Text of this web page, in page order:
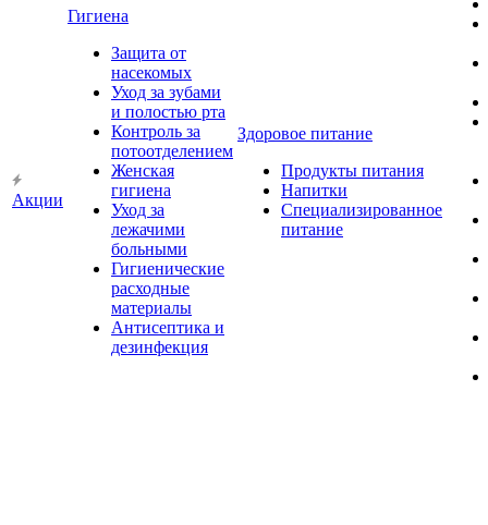
Акции
Гигиена
Защита от
насекомых
Уход за зубами
и полостью рта
Контроль за
потоотделением
Женская
гигиена
Уход за
лежачими
больными
Гигиенические
расходные
материалы
Антисептика и
дезинфекция
Здоровое питание
Продукты питания
Напитки
Специализированное
питание